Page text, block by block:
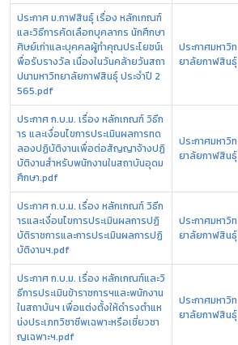
ประกาศ ม.กาฬสินธุ์ เรื่อง หลักเกณฑ์
และวิธีการคัดเลือกบุคลากร นักศึกษา
ศิษย์เก่าและบุคคลผู้ทำคุณประโยชน์เ
พื่อรับรางวัล เนื่องในวันคล้ายวันสถา
ปนามหาวิทยาลัยกาฬสินธุ์ ประจำปี 2
565.pdf
ประกาศมหาวิท
ยาลัยกาฬสินธุ์
ประกาศ ก.บ.ม. เรื่อง หลักเกณฑ์ วิธีก
าร และเงื่อนไขการประเมินผลการทด
ลองปฏิบัติงานเพื่อต่อสัญญาจ้างปฏิ
บัติงานสำหรับพนักงานในสถาบันอุดม
ศึกษา.pdf
ประกาศมหาวิท
ยาลัยกาฬสินธุ์
ประกาศ ก.บ.ม. เรื่อง หลักเกณฑ์ วิธีก
ารและเงื่อนไขการประเมินผลการปฏิ
บัติราชการและการประเมินผลการปฏิ
บัติงานฯ.pdf
ประกาศมหาวิท
ยาลัยกาฬสินธุ์
ประกาศ ก.บ.ม. เรื่อง หลักเกณฑ์และวิ
ธีการประเมินข้าราชการฯและพนักงาน
ในสถาบันฯ เพื่อแต่งตั้งให้ดำรงตำแห
น่งประเภทวิชาชีพเฉพาะหรือเชี่ยวชา
ญเฉพาะฯ.pdf
ประกาศมหาวิท
ยาลัยกาฬสินธุ์